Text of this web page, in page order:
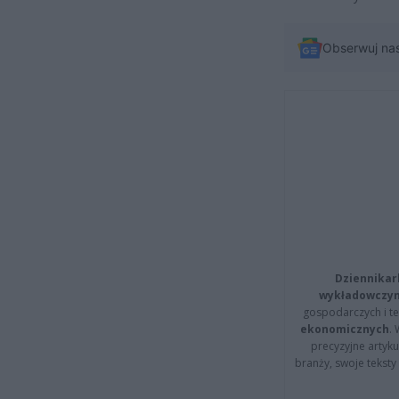
Obserwuj
gospodarczych i
ekonomicznych.
precyzyjne
branży, swoje